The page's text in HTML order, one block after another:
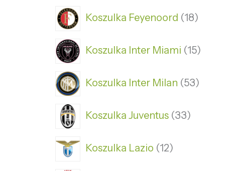
Koszulka Feyenoord 18
Koszulka Inter Miami 15
Koszulka Inter Milan 53
Koszulka Juventus 33
Koszulka Lazio 12